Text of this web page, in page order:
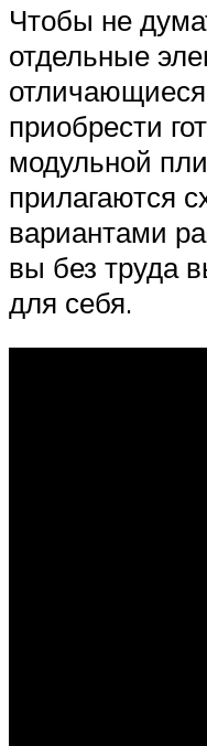
Чтобы не
отдельные
приобрести
модульной
прилагаются
вариантами
вы без труда
для себя.